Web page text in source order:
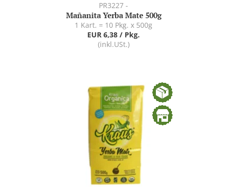
PR3227 -
Mañanita Yerba Mate 500g
1 Kart. = 10 Pkg. x 500g
EUR 6,38 / Pkg.
(inkl.USt.)